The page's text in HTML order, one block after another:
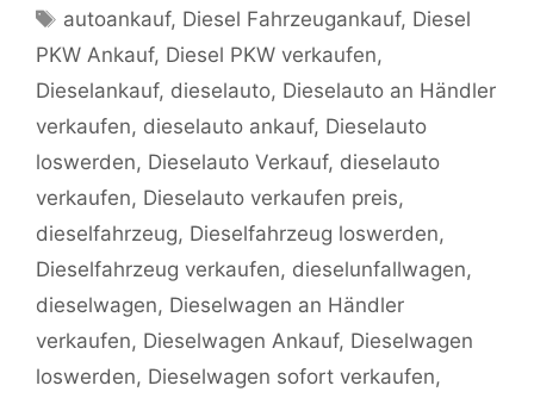
Schlagwörter
autoankauf, Diesel Fahrzeugankauf, Diesel
PKW Ankauf, Diesel PKW verkaufen,
Dieselankauf, dieselauto, Dieselauto an Händler
verkaufen, dieselauto ankauf, Dieselauto
loswerden, Dieselauto Verkauf, dieselauto
verkaufen, Dieselauto verkaufen preis,
dieselfahrzeug, Dieselfahrzeug loswerden,
Dieselfahrzeug verkaufen, dieselunfallwagen,
dieselwagen, Dieselwagen an Händler
verkaufen, Dieselwagen Ankauf, Dieselwagen
loswerden, Dieselwagen sofort verkaufen,